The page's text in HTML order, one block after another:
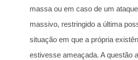
massa ou em caso de um
massivo, restringido a última
situação em que a própria
estivesse ameaçada. A questão